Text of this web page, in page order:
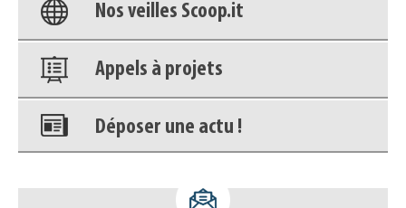
Nos veilles Scoop.it
Appels à projets
Déposer une actu !
déconnecter)